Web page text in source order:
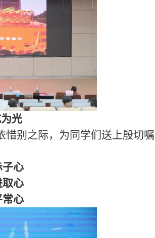
光
别之际，为同学们送上殷切嘱
子心
取心
常心